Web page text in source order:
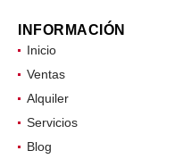
INFORMACIÓN
Inicio
Ventas
Alquiler
Servicios
Blog